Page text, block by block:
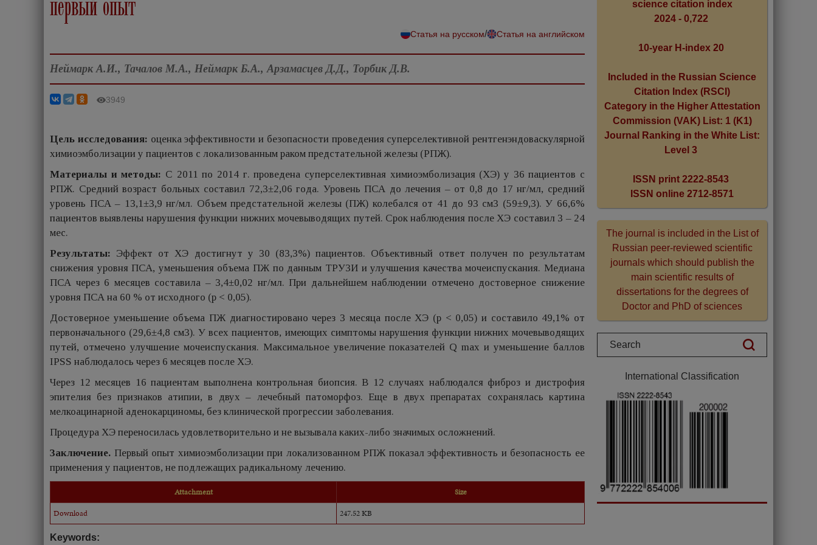
Статья на русском/ Статья на английском
Неймарк А.И., Тачалов М.А., Неймарк Б.А., Арзамасцев Д.Д., Торбик Д.В.
3949
Цель исследования: оценка эффективности и безопасности проведения суперселективной рентгенэндоваскулярной
химиоэмболизации у пациентов с локализованным раком предстательной железы (РПЖ).
Материалы и методы: С 2011 по 2014 г. проведена суперселективная химиоэмболизация (ХЭ) у 36 пациентов с
РПЖ. Средний возраст больных составил 72,3±2,06 года. Уровень ПСА до лечения – от 0,8 до 17 нг/мл, средний
уровень ПСА – 13,1±3,9 нг/мл. Объем предстательной железы (ПЖ) колебался от 41 до 93 см3 (59±9,3). У 66,6%
пациентов выявлены нарушения функции нижних мочевыводящих путей. Срок наблюдения после ХЭ составил 3 – 24
мес.
Результаты: Эффект от ХЭ достигнут у 30 (83,3%) пациентов. Объективный ответ получен по результатам
снижения уровня ПСА, уменьшения объема ПЖ по данным ТРУЗИ и улучшения качества мочеиспускания. Медиана
ПСА через 6 месяцев составила – 3,4±0,02 нг/мл. При дальнейшем наблюдении отмечено достоверное снижение
уровня ПСА на 60 % от исходного (p < 0,05).
Достоверное уменьшение объема ПЖ диагностировано через 3 месяца после ХЭ (p < 0,05) и составило 49,1% от
первоначального (29,6±4,8 см3). У всех пациентов, имеющих симптомы нарушения функции нижних мочевыводящих
путей, отмечено улучшение мочеиспускания. Максимальное увеличение показателей Q max и уменьшение баллов
IPSS наблюдалось через 6 месяцев после ХЭ.
Через 12 месяцев 16 пациентам выполнена контрольная биопсия. В 12 случаях наблюдался фиброз и дистрофия
эпителия без признаков атипии, в двух – лечебный патоморфоз. Еще в двух препаратах сохранялась картина
мелкоацинарной аденокарциномы, без клинической прогрессии заболевания.
Процедура ХЭ переносилась удовлетворительно и не вызывала каких-либо значимых осложнений.
Заключение. Первый опыт химиоэмболизации при локализованном РПЖ показал эффективность и безопасность ее
применения у пациентов, не подлежащих радикальному лечению.
Attachment
Size
Download
247.52 KB
Keywords:
science citation index
2024 - 0,722
10-year H-index 20
Included in the Russian Science
Citation Index (RSCI)
Category in the Higher Attestation
Commission (VAK) List: 1 (K1)
Journal Ranking in the White List:
Level 3
ISSN print 2222-8543
ISSN online 2712-8571
The journal is included in the List of
Russian peer-reviewed scientific
journals which should publish the
main scientific results of
dissertations for the degrees of
Doctor and PhD of sciences
International Classification